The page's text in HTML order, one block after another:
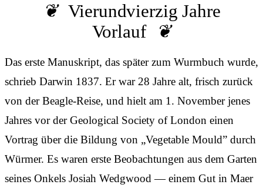
Vierundvierzig Jahre
Vorlauf
Das erste Manuskript, das später zum Wurmbuch wurde,
schrieb Darwin 1837. Er war 28 Jahre alt, frisch zurück
von der Beagle-Reise, und hielt am 1. November jenes
Jahres vor der Geological Society of London einen
Vortrag über die Bildung von „Vegetable Mould” durch
Würmer. Es waren erste Beobachtungen aus dem Garten
seines Onkels Josiah Wedgwood — einem Gut in Maer